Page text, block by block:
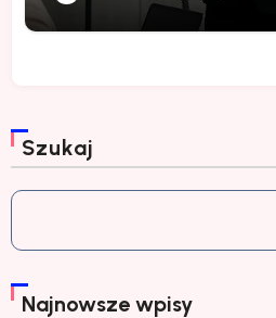
Szukaj
Najnowsze wpisy